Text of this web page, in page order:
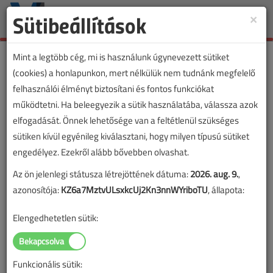
Toggle
×
Sütibeállítások
Mint a legtöbb cég, mi is használunk úgynevezett sütiket
(cookies) a honlapunkon, mert nélkülük nem tudnánk megfelelő
felhasználói élményt biztosítani és fontos funkciókat
működtetni. Ha beleegyezik a sütik használatába, válassza azok
elfogadását. Önnek lehetősége van a feltétlenül szükséges
sütiken kívül egyénileg kiválasztani, hogy milyen típusú sütiket
engedélyez. Ezekről alább bővebben olvashat.
Az ön jelenlegi státusza létrejöttének dátuma:2026. aug. 9.,
azonosítója:KZ6a7MztvULsxkcUj2Kn3nnWYriboTU, állapota:
Elengedhetetlen sütik:
Funkcionális sütik: